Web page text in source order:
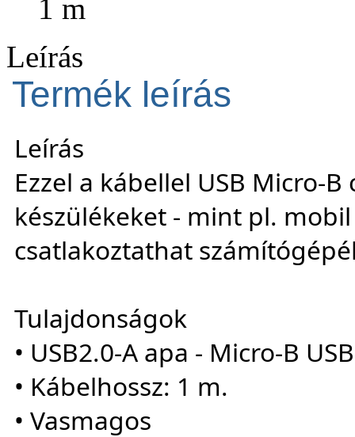
1 m
Leírás
Termék leírás
Leírás
Ezzel a kábellel USB Micro-
készülékeket - mint pl.
csatlakoztathat
Tulajdonságok
• USB2.0-A apa - Micro-B
• Kábelhossz: 1 m.
• Vasmagos